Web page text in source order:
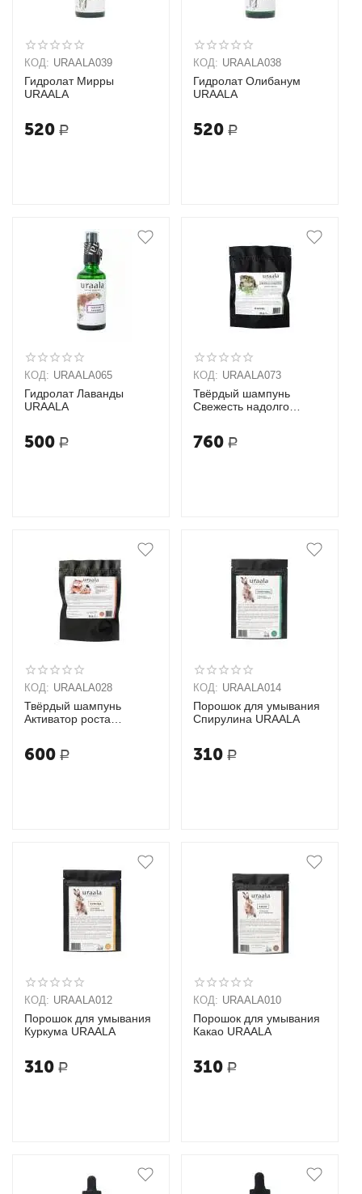
КОД: URAALA039
Гидролат Мирры
URAALA
520 Р
КОД: URAALA038
Гидролат Олибанум
URAALA
520 Р
КОД: URAALA065
Гидролат Лаванды
URAALA
500 Р
КОД: URAALA073
Твёрдый шампунь
Свежесть надолго
760 Р
КОД: URAALA028
Твёрдый шампунь
Активатор роста
600 Р
КОД: URAALA014
Порошок для умывания
Спирулина URAALA
310 Р
КОД: URAALA012
Порошок для умывания
Куркума URAALA
310 Р
КОД: URAALA010
Порошок для умывания
Какао URAALA
310 Р